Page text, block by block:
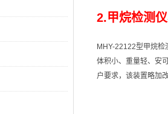
2.甲烷检测
MHY-22122型甲烷
体积小、重量轻、安
户要求，该装置略加